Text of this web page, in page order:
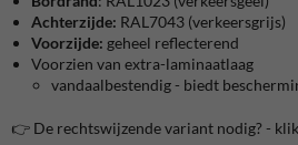
Achterzijde: RAL7043 (verkeersgrijs)
Voorzijde: geheel reflecterend
Voorzien van extra-laminaatlaag
vandaalbestendig - biedt
👉 De rechtswijzende variant nodig? - klik